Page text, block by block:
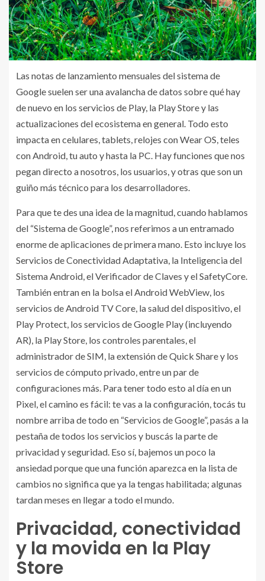
Las notas de lanzamiento mensuales del sistema de
Google suelen ser una avalancha de datos sobre qué hay
de nuevo en los servicios de Play, la Play Store y las
actualizaciones del ecosistema en general. Todo esto
impacta en celulares, tablets, relojes con Wear OS, teles
con Android, tu auto y hasta la PC. Hay funciones que nos
pegan directo a nosotros, los usuarios, y otras que son un
guiño más técnico para los desarrolladores.
Para que te des una idea de la magnitud, cuando hablamos
del “Sistema de Google”, nos referimos a un entramado
enorme de aplicaciones de primera mano. Esto incluye los
Servicios de Conectividad Adaptativa, la Inteligencia del
Sistema Android, el Verificador de Claves y el SafetyCore.
También entran en la bolsa el Android WebView, los
servicios de Android TV Core, la salud del dispositivo, el
Play Protect, los servicios de Google Play (incluyendo
AR), la Play Store, los controles parentales, el
administrador de SIM, la extensión de Quick Share y los
servicios de cómputo privado, entre un par de
configuraciones más. Para tener todo esto al día en un
Pixel, el camino es fácil: te vas a la configuración, tocás tu
nombre arriba de todo en “Servicios de Google”, pasás a la
pestaña de todos los servicios y buscás la parte de
privacidad y seguridad. Eso sí, bajemos un poco la
ansiedad porque que una función aparezca en la lista de
cambios no significa que ya la tengas habilitada; algunas
tardan meses en llegar a todo el mundo.
Privacidad, conectividad
y la movida en la Play
Store